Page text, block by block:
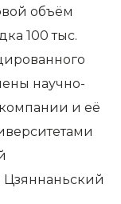
объём
100 тыс.
научно-
и её
Цзяннаньский